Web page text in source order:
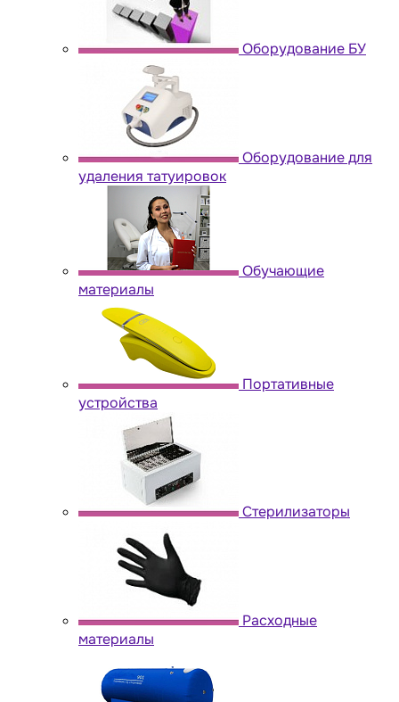
Оборудование БУ
Оборудование для
удаления татуировок
Обучающие
материалы
Портативные
устройства
Стерилизаторы
Расходные
материалы